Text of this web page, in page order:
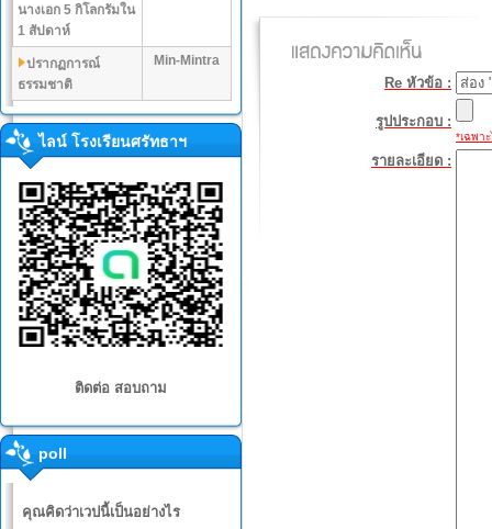
นางเอก 5 กิโลกรัมใน
1 สัปดาห์
ปรากฏการณ์
ธรรมชาติ
Min-Mintra
ไลน์ โรงเรียนศรัทธาฯ
ติดต่อ สอบถาม
poll
คุณคิดว่าเวปนี้เป็นอย่างไร
Re หัวข้อ :
รูปประกอบ :
*เฉพา
รายละเอียด :